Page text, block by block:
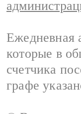
Ежедневная
которые в
счетчика
графе